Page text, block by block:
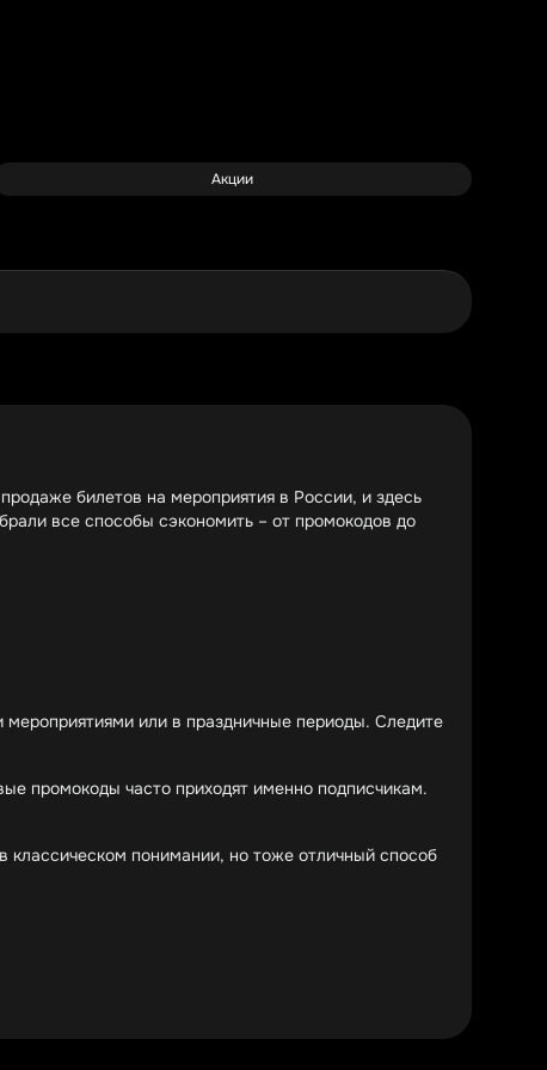
Акции
билетов на мероприятия в России, и здесь
все способы сэкономить – от промокодов до
мероприятиями или в праздничные периоды. Следите
промокоды часто приходят именно подписчикам.
классическом понимании, но тоже отличный способ